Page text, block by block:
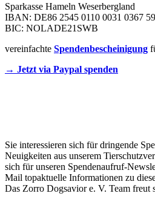
Sparkasse Hameln Weserbergland
IBAN: DE86 2545 0110 0031 0367 59
BIC: NOLADE21SWB
vereinfachte Spendenbescheinigung
→ Jetzt via Paypal spenden
Sie interessieren sich für dringende
Neuigkeiten aus unserem
sich für unseren Spendenaufruf-
Mail topaktuelle Informationen zu
Das Zorro Dogsavior e. V. Team freut